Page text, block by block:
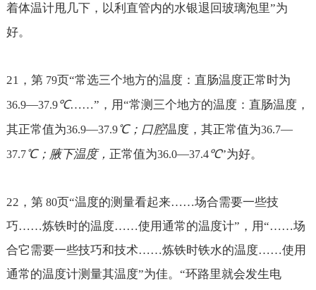
着体温计甩几下，以利直管内的水银退回玻璃泡里”为
好。
21 ，第79页“常选三个地方的温度：直肠温度正常时为
36.9—37.9℃……”，用“常测三个地方的温度：直肠温度，
其正常值为36.9—37.9℃；口腔温度，其正常值为36.7—
37.7℃；腋下温度， 正常值为36.0—37.4℃”为好。
22 ，第80页“温度的测量看起来……场合需要一些技
巧……炼铁时的温度……使用通常的温度计”，用“……场
合它需要一些技巧和技术……炼铁时铁水的温度……使用
通常的温度计测量其温度”为佳。“环路里就会发生电